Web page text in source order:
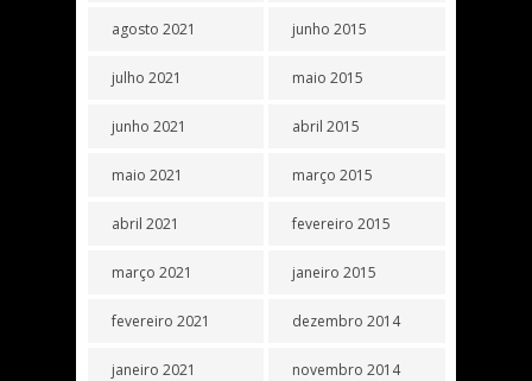
agosto 2021
julho 2021
junho 2021
maio 2021
abril 2021
março 2021
fevereiro 2021
janeiro 2021
junho 2015
maio 2015
abril 2015
março 2015
fevereiro 2015
janeiro 2015
dezembro 2014
novembro 2014